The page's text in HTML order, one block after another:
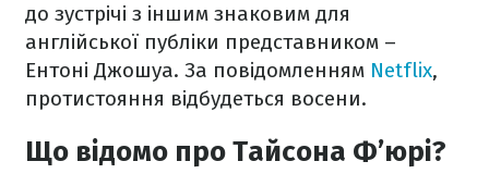
до зустрічі з іншим знаковим для
англійської публіки представником –
Ентоні Джошуа. За повідомленням Netflix,
протистояння відбудеться восени.
Що відомо про Тайсона Ф’юрі?